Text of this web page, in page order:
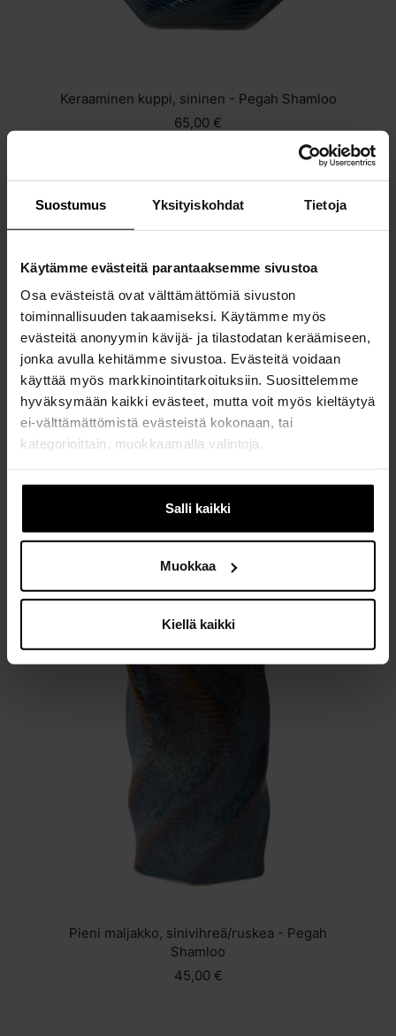
Suostumus Yksityiskohdat Tietoja
Käytämme evästeitä parantaaksemme sivustoa
Osa evästeistä ovat välttämättömiä sivuston
toiminnallisuuden takaamiseksi. Käytämme myös
evästeitä anonyymin kävijä- ja tilastodatan keräämiseen,
jonka avulla kehitämme sivustoa. Evästeitä voidaan
käyttää myös markkinointitarkoituksiin. Suosittelemme
hyväksymään kaikki evästeet, mutta voit myös kieltäytyä
ei-välttämättömistä evästeistä kokonaan, tai
kategorioittain, muokkaamalla valintoja.
Jos muutat mielesi myöhemmin, voit muokata asetuksia
evästeasetusten alla, sivun alalaidassa.
Salli kaikki
Muokkaa
Kiellä kaikki
Keraaminen kuppi, sininen - Pegah Shamloo
65,00 €
Keraaminen kuppi, sinivihreä/ruskea - Pegah
Pieni maljakko, sinivihreä/ruskea - Pegah
Shamloo
45,00 €